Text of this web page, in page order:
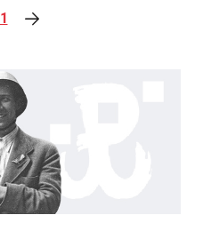
1